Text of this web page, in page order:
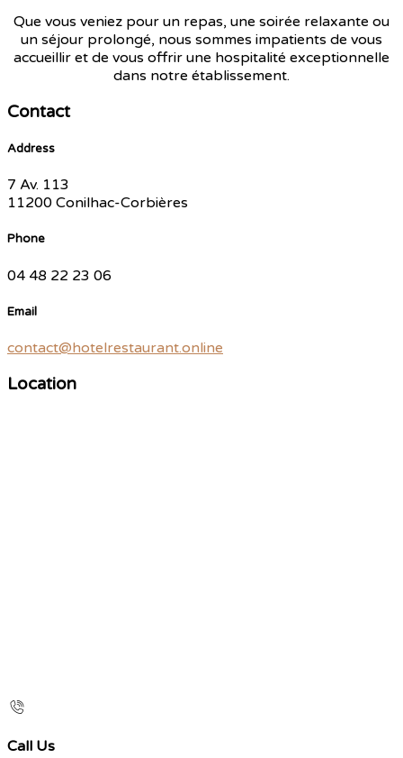
Que vous veniez pour un repas, une soirée relaxante ou
un séjour prolongé, nous sommes impatients de vous
accueillir et de vous offrir une hospitalité exceptionnelle
dans notre établissement.
Contact
Address
7 Av. 113
11200 Conilhac-Corbières
Phone
04 48 22 23 06
Email
contact@hotelrestaurant.online
Location
Call Us